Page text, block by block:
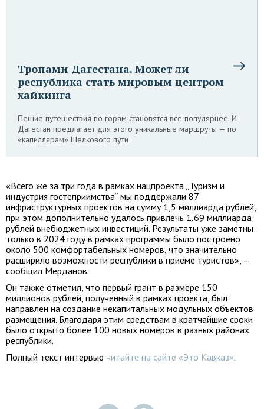
Тропами Дагестана. Может ли
республика стать мировым центром
хайкинга
Пешие путешествия по горам становятся все популярнее. И
Дагестан предлагает для этого уникальные маршруты — по
«капиллярам» Шелкового пути
«Всего же за три года в рамках нацпроекта „Туризм и
индустрия гостеприимства“ мы поддержали 87
инфраструктурных проектов на сумму 1,5 миллиарда рублей,
при этом дополнительно удалось привлечь 1,69 миллиарда
рублей внебюджетных инвестиций. Результаты уже заметны:
только в 2024 году в рамках программы было построено
около 500 комфортабельных номеров, что значительно
расширило возможности республики в приеме туристов», —
сообщил Мерданов.
Он также отметил, что первый грант в размере 150
миллионов рублей, полученный в рамках проекта, был
направлен на создание некапитальных модульных объектов
размещения. Благодаря этим средствам в кратчайшие сроки
было открыто более 100 новых номеров в разных районах
республики.
Полный текст интервью читайте на сайте «Это Кавказ».